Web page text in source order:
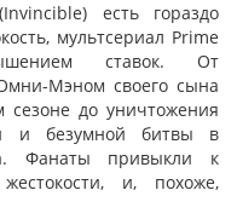
есть гораздо
мультсериал Prime
ставок. От
Мэном своего сына
до уничтожения
и безумной битвы в
Фанаты привыкли к
и, похоже,